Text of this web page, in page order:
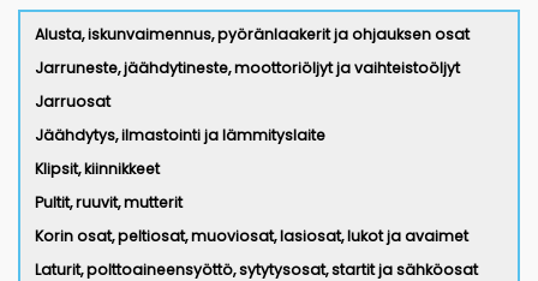
Alusta, iskunvaimennus, pyöränlaakerit ja ohjauksen osat
Jarruneste, jäähdytineste, moottoriöljyt ja vaihteistoöljyt
Jarruosat
Jäähdytys, ilmastointi ja lämmityslaite
Klipsit, kiinnikkeet
Pultit, ruuvit, mutterit
Korin osat, peltiosat, muoviosat, lasiosat, lukot ja avaimet
Laturit, polttoaineensyöttö, sytytysosat, startit ja sähköosat